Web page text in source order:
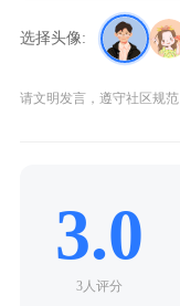
选择头像:
请文明发言，遵守社区规范
3.0
3人评分